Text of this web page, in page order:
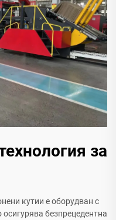
за
кутии е оборудван с
безпрецедентна